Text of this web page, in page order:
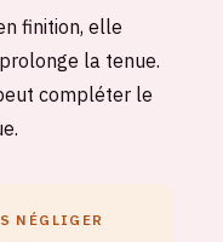
finition, elle
la tenue.
compléter le
NÉGLIGER